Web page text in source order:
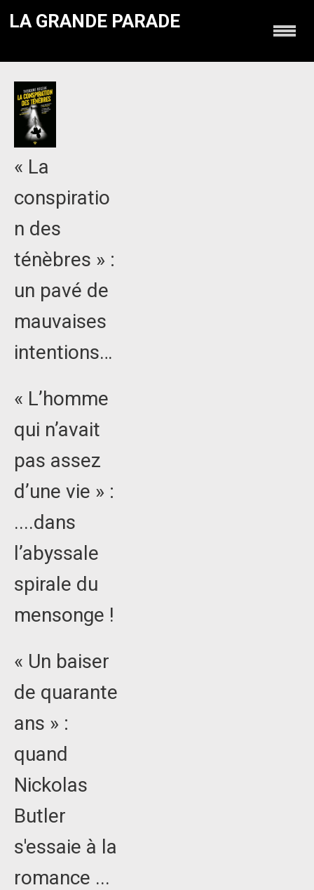
LA GRANDE PARADE
« La
conspiratio
n des
ténèbres » :
un pavé de
mauvaises
intentions…
« L’homme
qui n’avait
pas assez
d’une vie » :
....dans
l’abyssale
spirale du
mensonge !
« Un baiser
de quarante
ans » :
quand
Nickolas
Butler
s'essaie à la
romance ...